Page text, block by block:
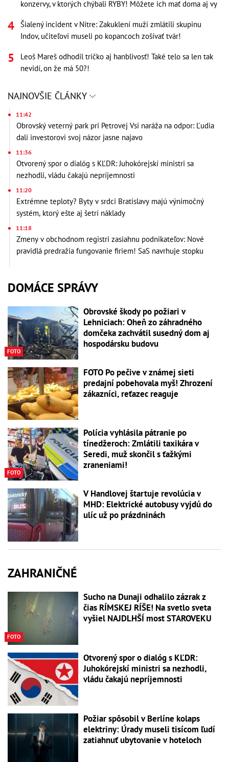
konzervy, v ktorých chýbali RYBY! Môžete ich mať doma aj vy
Šialený incident v Nitre: Zakuklení muži zmlátili skupinu
Indov, učiteľovi museli po kopancoch zošívať tvár!
Leoš Mareš odhodil tričko aj hanblivosť! Také telo sa len tak
nevidí, on že má 50?!
NAJNOVŠIE ČLÁNKY
11:42
Obrovský veterný park pri Petrovej Vsi naráža na odpor: Ľudia
dali investorovi svoj názor jasne najavo
11:36
Otvorený spor o dialóg s KĽDR: Juhokórejskí ministri sa
nezhodli, vládu čakajú nepríjemnosti
11:20
Extrémne teploty? Byty v srdci Bratislavy majú výnimočný
systém, ktorý ešte aj šetrí náklady
11:18
Zmeny v obchodnom registri zasiahnu podnikateľov: Nové
pravidlá predražia fungovanie firiem! SaS navrhuje stopku
DOMÁCE SPRÁVY
FOTO
Obrovské škody po požiari v
Lehniciach: Oheň zo záhradného
domčeka zachvátil susedný dom aj
hospodársku budovu
FOTO Po pečive v známej sieti
predajní pobehovala myš! Zhrození
zákazníci, reťazec reaguje
FOTO
Polícia vyhlásila pátranie po
tínedžeroch: Zmlátili taxikára v
Seredi, muž skončil s ťažkými
zraneniami!
V Handlovej štartuje revolúcia v
MHD: Elektrické autobusy vyjdú do
ulíc už po prázdninách
ZAHRANIČNÉ
FOTO
Sucho na Dunaji odhalilo zázrak z
čias RÍMSKEJ RÍŠE! Na svetlo sveta
vyšiel NAJDLHŠÍ most STAROVEKU
Otvorený spor o dialóg s KĽDR:
Juhokórejskí ministri sa nezhodli,
vládu čakajú nepríjemnosti
Požiar spôsobil v Berlíne kolaps
elektriny: Úrady museli tisícom ľudí
zatiahnuť ubytovanie v hoteloch